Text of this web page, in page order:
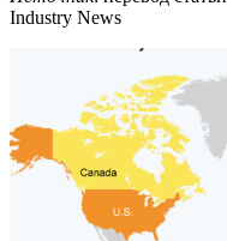
Industry News